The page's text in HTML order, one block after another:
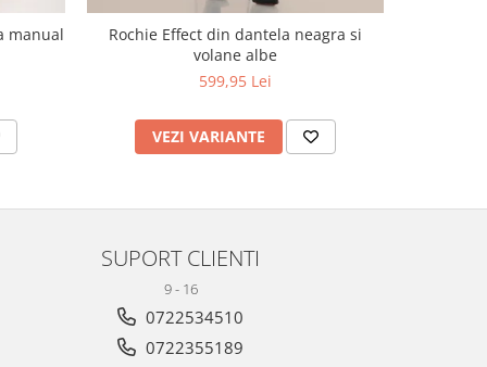
manual
Rochie Effect din dantela neagra si
volane albe
599,95 Lei
VEZI VARIANTE
SUPORT CLIENTI
9 - 16
0722534510
0722355189